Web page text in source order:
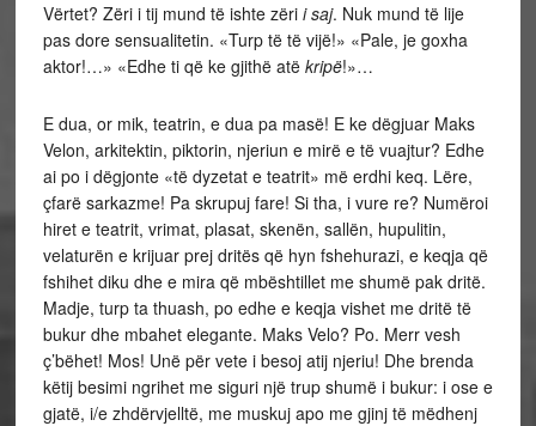
Vërtet? Zëri i tij mund të ishte zëri i saj. Nuk mund të lije
pas dore sensualitetin. «Turp të të vijë!» «Pale, je goxha
aktor!…» «Edhe ti që ke gjithë atë kripë!»…
E dua, or mik, teatrin, e dua pa masë! E ke dëgjuar Maks
Velon, arkitektin, piktorin, njeriun e mirë e të vuajtur? Edhe
ai po i dëgjonte «të dyzetat e teatrit» më erdhi keq. Lëre,
çfarë sarkazme! Pa skrupuj fare! Si tha, i vure re? Numëroi
hiret e teatrit, vrimat, plasat, skenën, sallën, hupulitin,
velaturën e krijuar prej dritës që hyn fshehurazi, e keqja që
fshihet diku dhe e mira që mbështillet me shumë pak dritë.
Madje, turp ta thuash, po edhe e keqja vishet me dritë të
bukur dhe mbahet elegante. Maks Velo? Po. Merr vesh
ç’bëhet! Mos! Unë për vete i besoj atij njeriu! Dhe brenda
këtij besimi ngrihet me siguri një trup shumë i bukur: i ose e
gjatë, i/e zhdërvjelltë, me muskuj apo me gjinj të mëdhenj